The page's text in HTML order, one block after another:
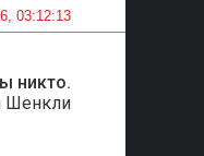
03:12:13
никто.
Шенкли